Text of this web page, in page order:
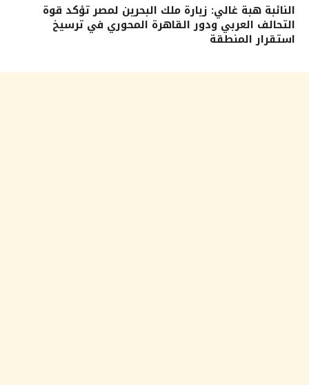
النائبة هبة غالي: زيارة ملك البحرين لمصر تؤكد قوة
التحالف العربي ودور القاهرة المحوري في ترسيخ
استقرار المنطقة